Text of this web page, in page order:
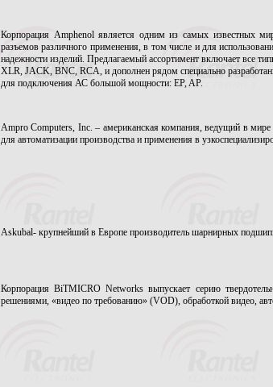
Корпорация Amphenol является одним из самых известных
разъемов различного применения, в том числе и для
надежности изделий. Предлагаемый ассортимент включает все
XLR, JACK, BNC, RCA, и дополнен рядом специально
для подключения АС большой мощности: EP, AP.
Ampro Computers, Inc. – американская компания, ведущий в
для автоматизации производства и применения в
Askubal- крупнейший в Европе производитель шарнирных
Корпорация BiTMICRO Networks выпускает серию
решениями, «видео по требованию» (VOD), обработкой видео,